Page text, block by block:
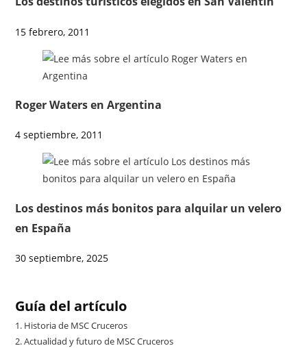
15 febrero, 2011
Roger Waters en Argentina
4 septiembre, 2011
Los destinos más bonitos para alquilar un velero
en España
30 septiembre, 2025
Guía del artículo
1. Historia de MSC Cruceros
2.Actualidad y futuro de MSC Cruceros